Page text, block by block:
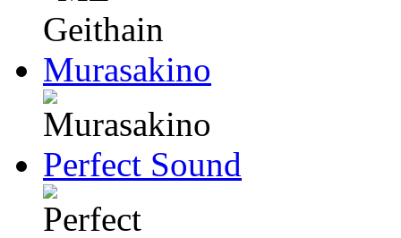
Murasakino
Perfect Sound